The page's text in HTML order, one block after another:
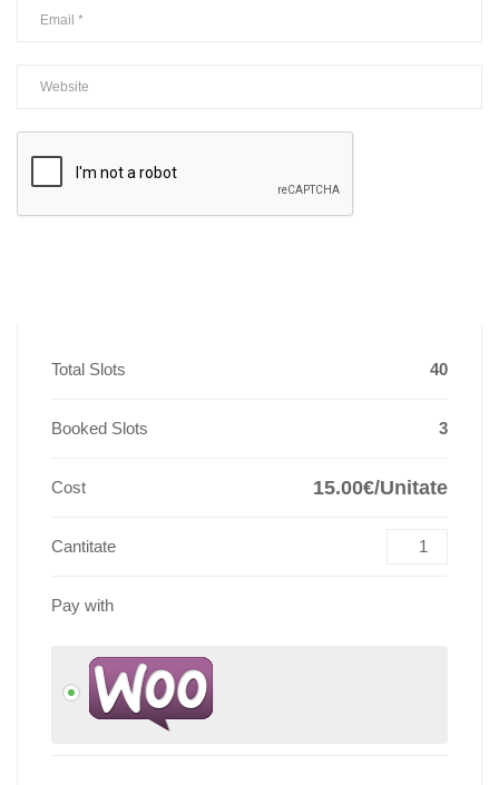
Total Slots 40
Booked Slots 3
Cost 15.00€/Unitate
Cantitate
Pay with